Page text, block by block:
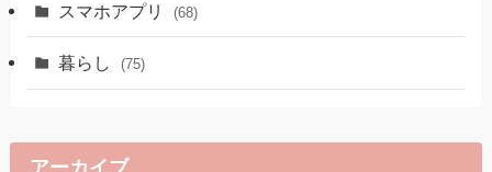
スマホアプリ (68)
暮らし (75)
アーカイブ